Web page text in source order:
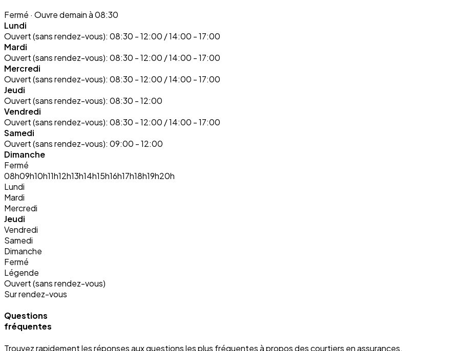
Fermé · Ouvre demain à 08:30
Lundi
Ouvert (sans rendez-vous): 08:30 - 12:00 / 14:00 - 17:00
Mardi
Ouvert (sans rendez-vous): 08:30 - 12:00 / 14:00 - 17:00
Mercredi
Ouvert (sans rendez-vous): 08:30 - 12:00 / 14:00 - 17:00
Jeudi
Ouvert (sans rendez-vous): 08:30 - 12:00
Vendredi
Ouvert (sans rendez-vous): 08:30 - 12:00 / 14:00 - 17:00
Samedi
Ouvert (sans rendez-vous): 09:00 - 12:00
Dimanche
Fermé
08h09h10h11h12h13h14h15h16h17h18h19h20h
Lundi
Mardi
Mercredi
Jeudi
Vendredi
Samedi
Dimanche
Fermé
Légende
Ouvert (sans rendez-vous)
Sur rendez-vous
Questions
fréquentes
Trouvez rapidement les réponses aux questions les plus fréquentes à propos des courtiers en assurances.